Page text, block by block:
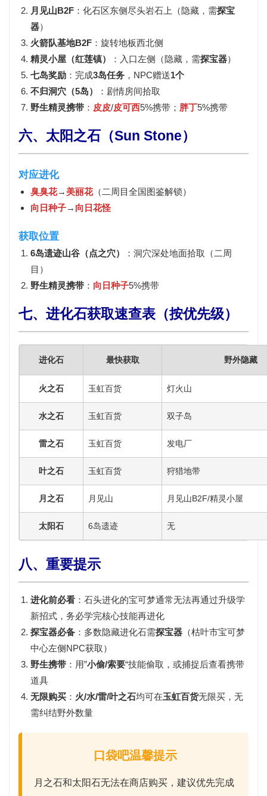
月见山B2F ：化石区东侧尽头岩石上（隐藏，需探宝
器）
火箭队基地B2F ：旋转地板西北侧
精灵小屋（红莲镇）
：入口左侧（隐藏，需探宝器）
七岛奖励 ：完成3岛任务 ，NPC赠送1个
不归洞穴（5岛）
：剧情房间拾取
野生精灵携带 ： 皮皮/皮可西5%携带； 胖丁5%携带
六、太阳之石（Sun Stone）
对应进化
臭臭花→美丽花（二周目全国图鉴解锁）
向日种子→ 向日花怪
获取位置
6岛遗迹山谷（点之穴）
：洞穴深处地面拾取（二周
目）
野生精灵携带 ： 向日种子5%携带
七、进化石获取速查表（按优先级）
进化石 最快获取 野外隐藏
火之石 玉虹百货 灯火山
水之石 玉虹百货 双子岛
雷之石 玉虹百货 发电厂
叶之石 玉虹百货 狩猎地带
月之石 月见山 月见山B2F/精灵小屋
太阳石 6岛遗迹 无
八、重要提示
进化前必看 ：石头进化的宝可梦通常无法再通过升级学
新招式，务必学完核心技能再进化
探宝器必备 ：多数隐藏进化石需探宝器 （枯叶市宝可梦
中心左侧NPC获取）
野生携带 ：用”小偷/索要“技能偷取，或捕捉后查看携带
道具
无限购买 ： 火/水/雷/叶之石均可在玉虹百货无限买，无
需纠结野外数量
口袋吧温馨提示
月之石和太阳石无法在商店购买，建议优先完成